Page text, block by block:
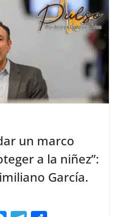
un marco
a la niñez”:
García.